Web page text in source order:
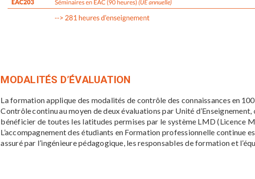
MODALITÉS D’ÉVALUATION
La formation applique des modalités de contrôle des connaissances en
Contrôle continu au moyen de deux évaluations par Unité d’Enseignement,
bénéficier de toutes les latitudes permises par le système LMD (Licence
L’accompagnement des étudiants en Formation professionnelle continue
assuré par l’ingénieure pédagogique, les responsables de formation et